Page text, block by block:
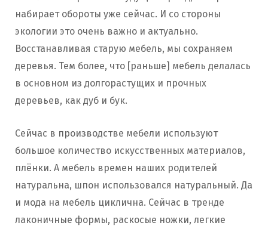
набирает обороты уже сейчас. И со стороны
экологии это очень важно и актуально.
Восстанавливая старую мебель, мы сохраняем
деревья. Тем более, что [раньше] мебель делалась
в основном из долгорастущих и прочных
деревьев, как дуб и бук.
Сейчас в производстве мебели используют
большое количество искусственных материалов,
плёнки. А мебель времен наших родителей
натуральна, шпон использовался натуральный. Да
и мода на мебель циклична. Сейчас в тренде
лаконичные формы, раскосые ножки, легкие